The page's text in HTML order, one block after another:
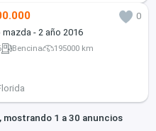
0
mazda - 2 año 2016
Bencina 195000 km
mostrando 1 a 30 anuncios